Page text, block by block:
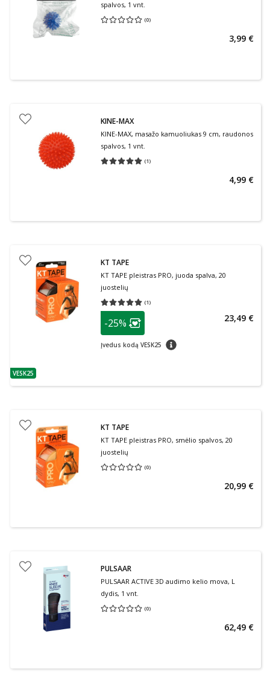
spalvos, 1 vnt.
(0)
Vidutinis įvertinimas 0.00
3,99 €
KINE-MAX
KINE-MAX, masažo kamuoliukas 9 cm, raudonos
spalvos, 1 vnt.
(1)
Vidutinis įvertinimas 5.00
4,99 €
patarimas
VESK25
KT TAPE
KT TAPE pleistras PRO, juoda spalva, 20
juostelių
(1)
Vidutinis įvertinimas 5.00
patarimas
Lojalumo klubo narių nuolaida
-25%
Įvedus kodą VESK25 patarimas
23,49 €
KT TAPE
KT TAPE pleistras PRO, smėlio spalvos, 20
juostelių
(0)
Vidutinis įvertinimas 0.00
20,99 €
PULSAAR
PULSAAR ACTIVE 3D audimo kelio mova, L
dydis, 1 vnt.
(0)
Vidutinis įvertinimas 0.00
62,49 €